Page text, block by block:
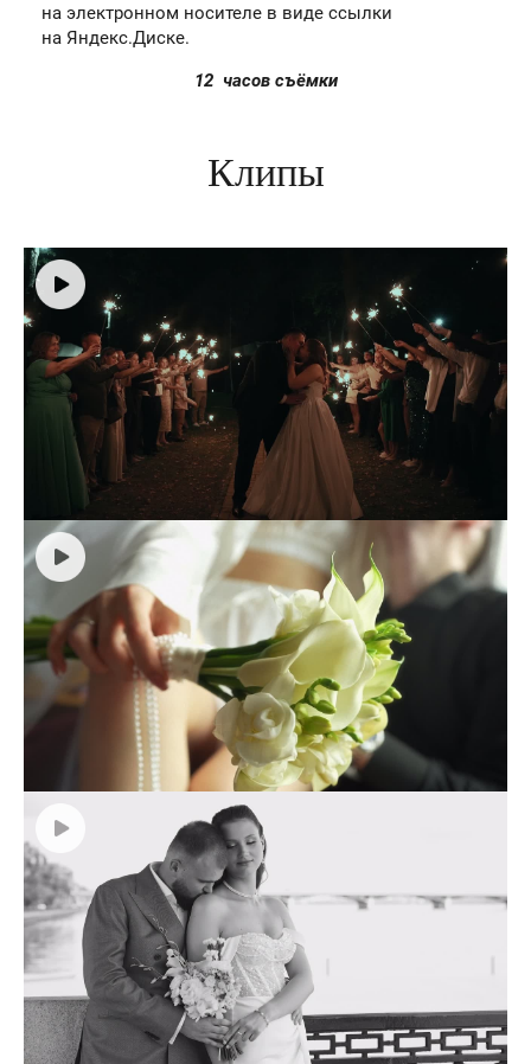
на электронном носителе в виде ссылки
на Яндекс.Диске.
12 часов съёмки
Клипы